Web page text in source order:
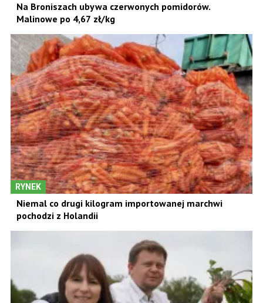
Na Broniszach ubywa czerwonych pomidorów.
Malinowe po 4,67 zł/kg
RYNEK
Niemal co drugi kilogram importowanej marchwi
pochodzi z Holandii